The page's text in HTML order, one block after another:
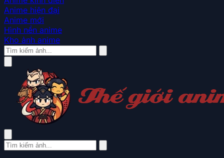
Anime hiện đại
Anime mới
Hình nền anime
Kho ảnh anime